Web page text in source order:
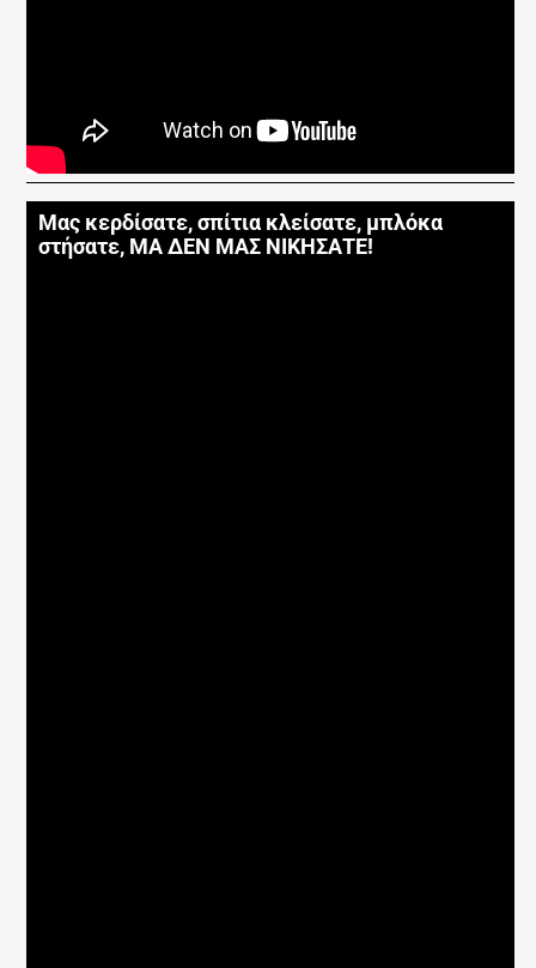
Μας κερδίσατε, σπίτια κλείσατε, μπλόκα
στήσατε, ΜΑ ΔΕΝ ΜΑΣ ΝΙΚΗΣΑΤΕ!